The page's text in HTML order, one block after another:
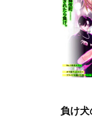
負け犬